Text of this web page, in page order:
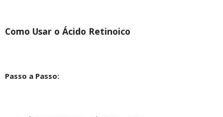
Como Usar o Ácido Retinoico
Passo a Passo: